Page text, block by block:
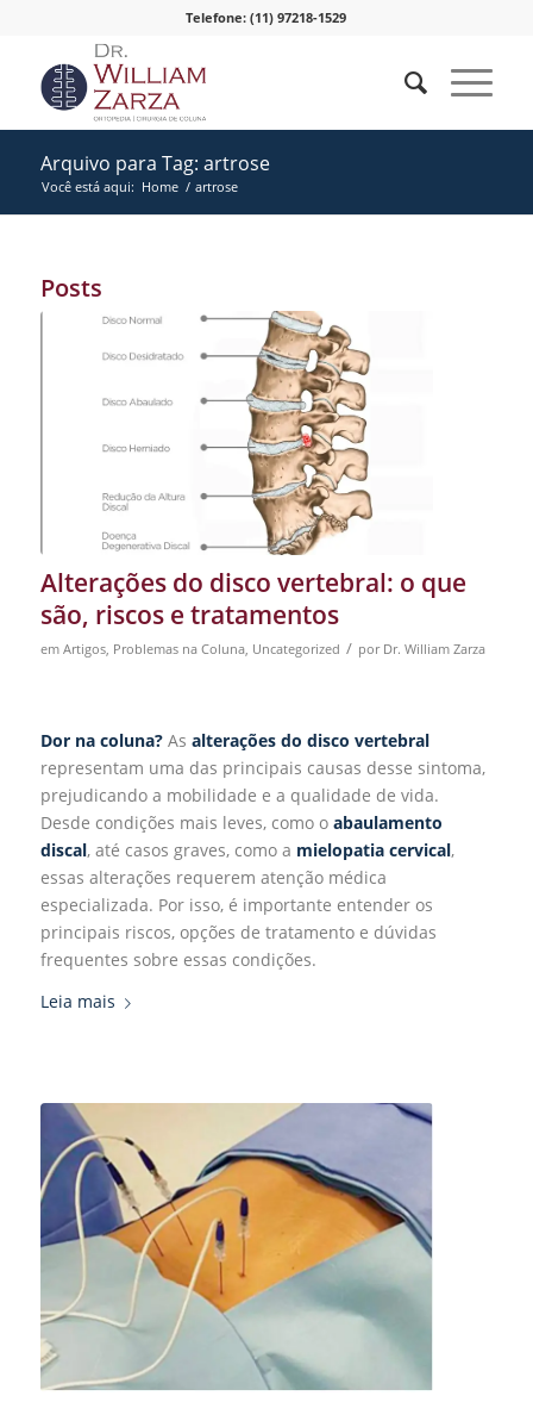
Telefone: (11) 97218-1529
Arquivo para Tag: artrose
Você está aqui: Home / artrose
Posts
Alterações do disco vertebral: o que
são, riscos e tratamentos
em Artigos, Problemas na Coluna, Uncategorized / por Dr. William Zarza
Dor na coluna?As alterações do disco vertebral
representam uma das principais causas desse sintoma,
prejudicando a mobilidade e a qualidade de vida.
Desde condições mais leves, como o abaulamento
discal, até casos graves, como a mielopatia cervical,
essas alterações requerem atenção médica
especializada. Por isso, é importante entender os
principais riscos, opções de tratamento e dúvidas
frequentes sobre essas condições.
Leia mais